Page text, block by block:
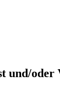
und/oder